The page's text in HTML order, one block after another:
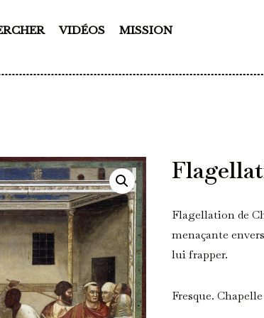
VIDÉOS MISSION
Flagellation de
menaçante
lui frapper.
Fresque. Chapelle